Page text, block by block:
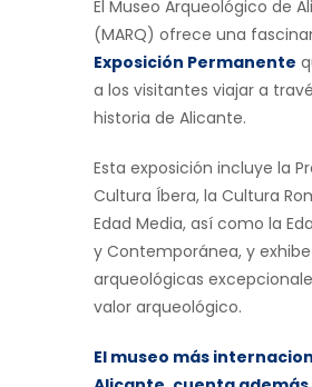
El Museo Arqueológico de
(MARQ) ofrece una
Exposición Permanente
a los visitantes viajar a
historia de Alicante.
Esta exposición incluye la
Cultura Íbera, la Cultura
Edad Media, así como la
y Contemporánea, y
arqueológicas
valor arqueológico.
El museo más